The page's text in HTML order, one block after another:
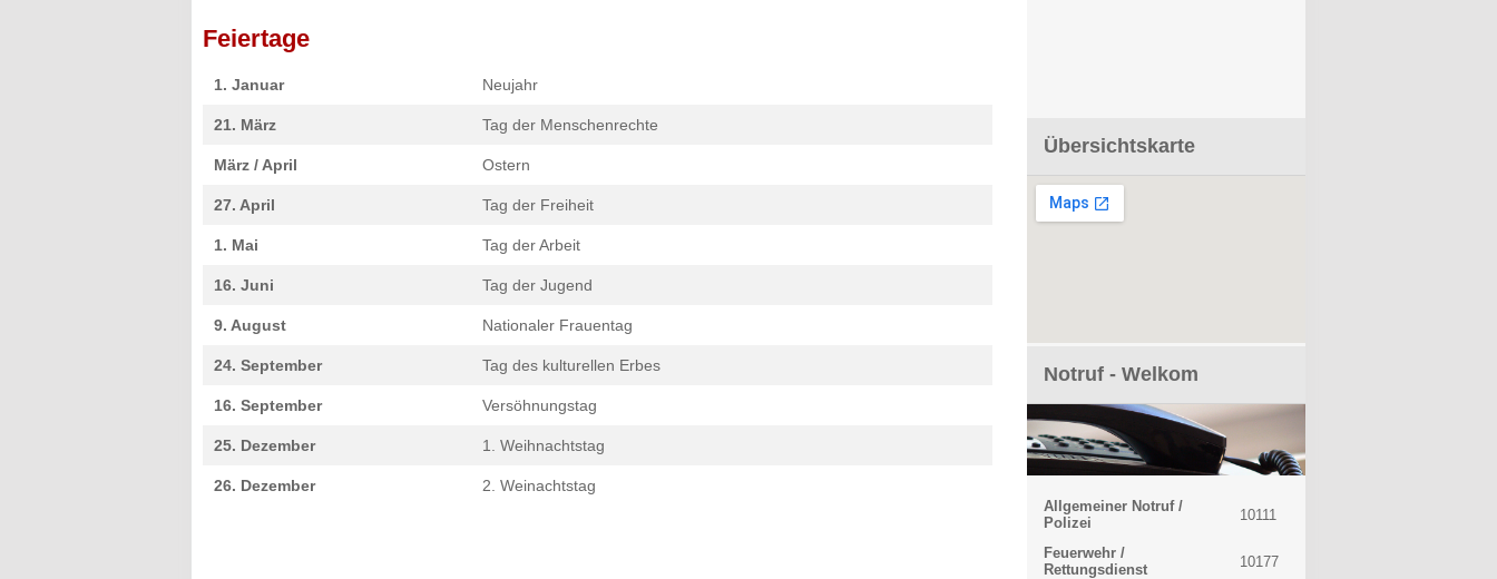
Feiertage
1. Januar Neujahr
21. März Tag der Menschenrechte
März / April Ostern
27. April Tag der Freiheit
1. Mai Tag der Arbeit
16. Juni Tag der Jugend
9. August Nationaler Frauentag
24. September Tag des kulturellen Erbes
16. September Versöhnungstag
25. Dezember 1. Weihnachtstag
26. Dezember 2. Weinachtstag
Übersichtskarte
Notruf - Welkom
Allgemeiner Notruf /
Polizei
10111
Feuerwehr /
Rettungsdienst
10177